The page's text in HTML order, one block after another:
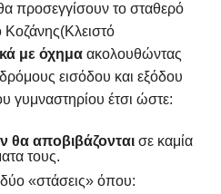
προσεγγίσουν το σταθερό
με όχημαακολουθώντας
εισόδου και εξόδου
γυμναστηρίου έτσι ώστε:
θα αποβιβάζονταισε καμία
τους.
«στάσεις» όπου: